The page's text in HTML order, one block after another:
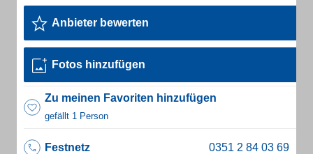
Anbieter bewerten
Fotos hinzufügen
Zu meinen Favoriten hinzufügen
gefällt 1 Person
Festnetz